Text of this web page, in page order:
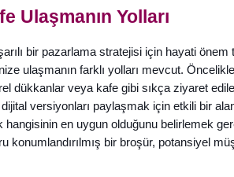
Ulaşmanın Yolları
bir pazarlama stratejisi için hayati önem
ulaşmanın farklı yolları mevcut.
dükkanlar veya kafe gibi sıkça ziyaret
versiyonları paylaşmak için etkili bir
en uygun olduğunu belirlemek
konumlandırılmış bir broşür, potansiyel